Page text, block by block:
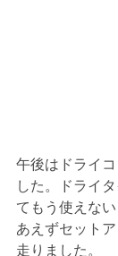
午後はドライ
した。ドライ
てもう使えな
あえずセット
走りました。